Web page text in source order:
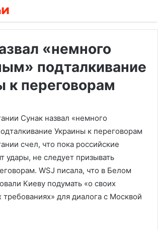
«немного
подталкивание
к переговорам
Сунак назвал «немного
Украины к переговорам
счел, что пока российские
удары, не следует призывать
WSJ писала, что в Белом
Киеву подумать «о своих
требованиях» для диалога с Москвой